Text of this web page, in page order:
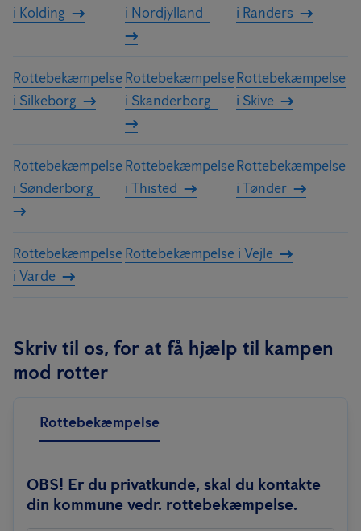
i Kolding
i Nordjylland
i Randers
Rottebekæmpelse
i Silkeborg
Rottebekæmpelse
i Skanderborg
Rottebekæmpelse
i Skive
Rottebekæmpelse
i Sønderborg
Rottebekæmpelse
i Thisted
Rottebekæmpelse
i Tønder
Rottebekæmpelse
i Varde
Rottebekæmpelse i Vejle
Skriv til os, for at få hjælp til kampen
mod rotter
Rottebekæmpelse
OBS! Er du privatkunde, skal du kontakte
din kommune vedr. rottebekæmpelse.